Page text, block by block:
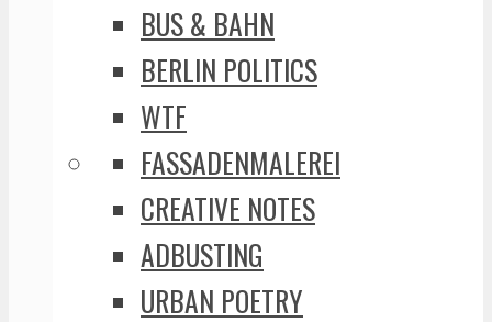
BUS & BAHN
BERLIN POLITICS
WTF
FASSADENMALEREI
CREATIVE NOTES
ADBUSTING
URBAN POETRY